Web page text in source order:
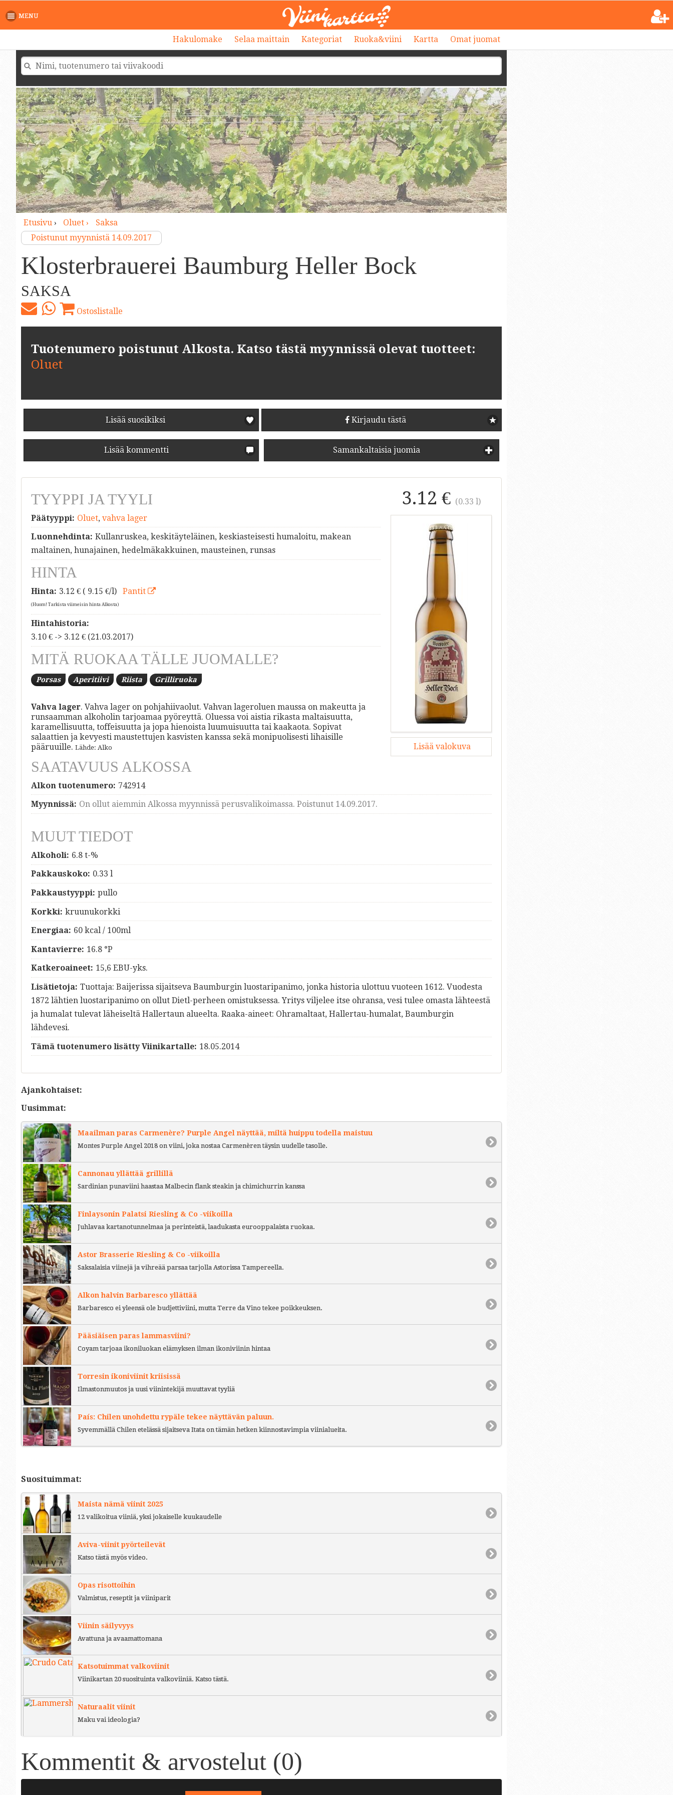
MENU
Hakulomake Selaa maittain Kategoriat Ruoka&viini Kartta Omat juomat
Etusivu› Oluet ›
Saksa
Poistunut myynnistä 14.09.2017
Klosterbrauerei Baumburg Heller Bock
SAKSA
Ostoslistalle
Tuotenumero poistunut Alkosta. Katso tästä myynnissä olevat tuotteet:
Oluet
Lisää suosikiksi Kirjaudu tästä
Lisää kommentti Samankaltaisia juomia
3.12 € (0.33 l)
Lisää valokuva
TYYPPI JA TYYLI
Päätyyppi: Oluet, vahva lager
Luonnehdinta: Kullanruskea, keskitäyteläinen, keskiasteisesti humaloitu, makean
maltainen, hunajainen, hedelmäkakkuinen, mausteinen, runsas
HINTA
Hinta: 3.12 € ( 9.15 €/l) Pantit
(Huom! Tarkista viimeisin hinta Alkosta)
Hintahistoria:
3.10 € -> 3.12 € (21.03.2017)
MITÄ RUOKAA TÄLLE JUOMALLE?
Porsas Aperitiivi Riista Grilliruoka
Vahva lager. Vahva lager on pohjahiivaolut. Vahvan lageroluen maussa on makeutta ja
runsaamman alkoholin tarjoamaa pyöreyttä. Oluessa voi aistia rikasta maltaisuutta,
karamellisuutta, toffeisuutta ja jopa hienoista luumuisuutta tai kaakaota. Sopivat
salaattien ja kevyesti maustettujen kasvisten kanssa sekä monipuolisesti lihaisille
pääruuille. Lähde: Alko
SAATAVUUS ALKOSSA
Alkon tuotenumero: 742914
Myynnissä: On ollut aiemmin Alkossa myynnissä perusvalikoimassa. Poistunut 14.09.2017.
MUUT TIEDOT
Alkoholi: 6.8 t-%
Pakkauskoko: 0.33 l
Pakkaustyyppi: pullo
Korkki: kruunukorkki
Energiaa: 60 kcal / 100ml
Kantavierre: 16.8 °P
Katkeroaineet: 15,6 EBU-yks.
Lisätietoja: Tuottaja: Baijerissa sijaitseva Baumburgin luostaripanimo, jonka historia ulottuu vuoteen 1612. Vuodesta
1872 lähtien luostaripanimo on ollut Dietl-perheen omistuksessa. Yritys viljelee itse ohransa, vesi tulee omasta lähteestä
ja humalat tulevat läheiseltä Hallertaun alueelta. Raaka-aineet: Ohramaltaat, Hallertau-humalat, Baumburgin
lähdevesi.
Tämä tuotenumero lisätty Viinikartalle: 18.05.2014
Ajankohtaiset:
Uusimmat:
Maailman paras Carmenère? Purple Angel näyttää, miltä huippu todella maistuu
Montes Purple Angel 2018 on viini, joka nostaa Carmenèren täysin uudelle tasolle.
Cannonau yllättää grillillä
Sardinian punaviini haastaa Malbecin flank steakin ja chimichurrin kanssa
Finlaysonin Palatsi Riesling & Co -viikoilla
Juhlavaa kartanotunnelmaa ja perinteistä, laadukasta eurooppalaista ruokaa.
Astor Brasserie Riesling & Co -viikoilla
Saksalaisia viinejä ja vihreää parsaa tarjolla Astorissa Tampereella.
Alkon halvin Barbaresco yllättää
Barbaresco ei yleensä ole budjettiviini, mutta Terre da Vino tekee poikkeuksen.
Pääsiäisen paras lammasviini?
Coyam tarjoaa ikoniluokan elämyksen ilman ikoniviinin hintaa
Torresin ikoniviinit kriisissä
Ilmastonmuutos ja uusi viinintekijä muuttavat tyyliä
País: Chilen unohdettu rypäle tekee näyttävän paluun.
Syvemmällä Chilen etelässä sijaitseva Itata on tämän hetken kiinnostavimpia viinialueita.
Suosituimmat:
Maista nämä viinit 2025
12 valikoitua viiniä, yksi jokaiselle kuukaudelle
Aviva-viinit pyörteilevät
Katso tästä myös video.
Opas risottoihin
Valmistus, reseptit ja viiniparit
Viinin säilyvyys
Avattuna ja avaamattomana
Katsotuimmat valkoviinit
Viinikartan 20 suosituinta valkoviiniä. Katso tästä.
Naturaalit viinit
Maku vai ideologia?
Kommentit & arvostelut (0)